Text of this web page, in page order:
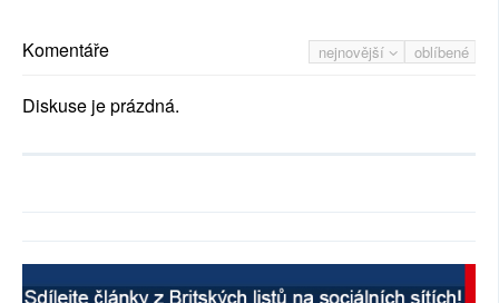
nejnovější oblíbené
Komentáře
Diskuse je prázdná.